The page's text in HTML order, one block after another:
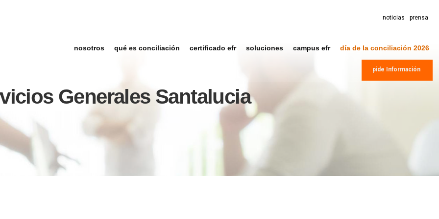
noticias prensa
nosotros qué es conciliación certificado efr soluciones campus efr día de la conciliación 2026
pide Información
Generales Santalucia